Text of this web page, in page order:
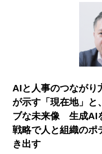
AIと人事のつなが
が示す「現在地」と
ブな未来像 生成AI
戦略で人と組織のポ
き出す